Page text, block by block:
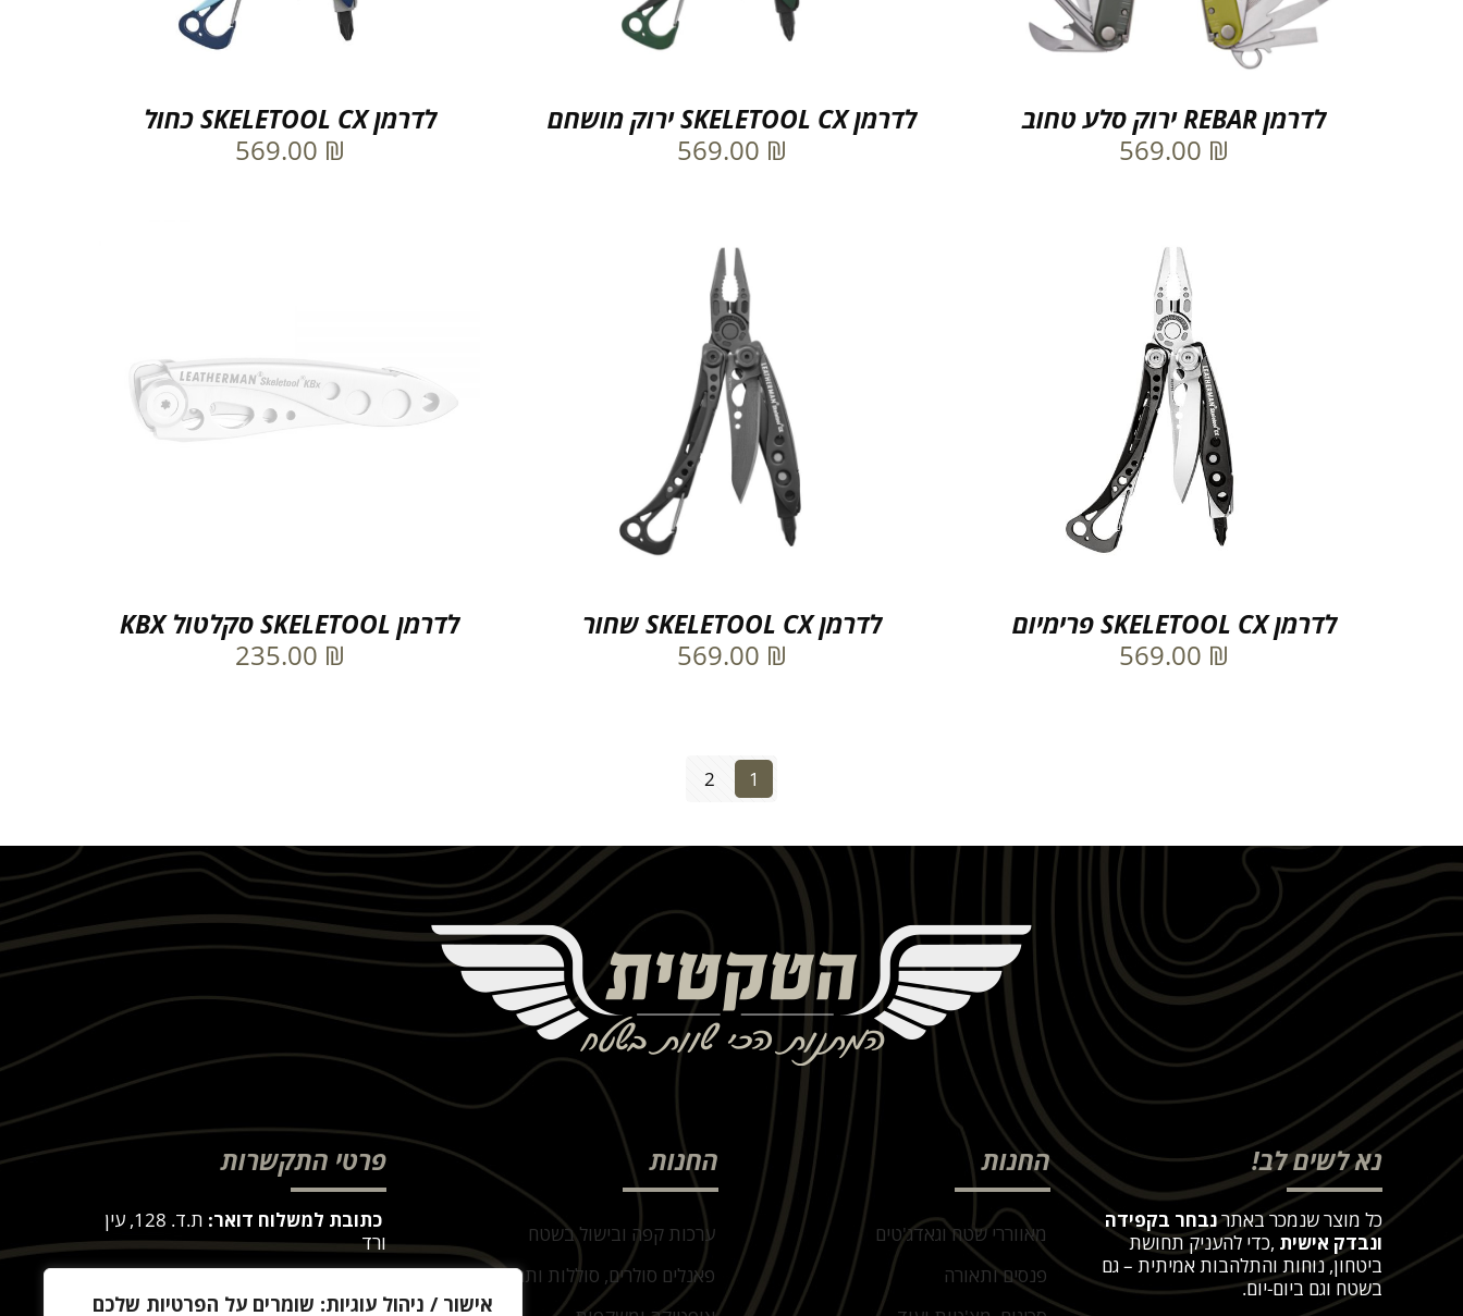
אישור / ניהול עוגיות: שומרים על הפרטיות שלכם
לדרמן REBAR ירוק סלע טחוב
569.00 ₪
לדרמן SKELETOOL CX ירוק מושחם
569.00 ₪
לדרמן SKELETOOL CX כחול
569.00 ₪
לדרמן SKELETOOL CX פרימיום
569.00 ₪
לדרמן SKELETOOL CX שחור
569.00 ₪
לדרמן SKELETOOL סקלטול KBX
235.00 ₪
1
2
נא לשים לב!
כל מוצר שנמכר באתרנבחר בקפידה
ונבדק אישית ,כדי להעניק תחושת
ביטחון, נוחות והתלהבות אמיתית – גם
בשטח וגם ביום-יום.
החנות
מאווררי שטח וגאדג'טים
פנסים ותאורה
החנות
ערכות קפה ובישול בשטח
פאנלים סולרים, סוללות ותחנות כח
פרטי התקשרות
כתובת למשלוח דואר:
ת.ד. 128, עין
ורד
ורד